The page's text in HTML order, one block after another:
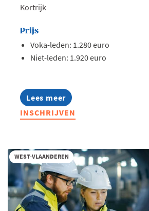
Kortrijk
Prijs
Voka-leden: 1.280 euro
Niet-leden: 1.920 euro
Lees meer
about
Lerend
Netwerk
INSCHRIJVEN
WEST-VLAANDEREN